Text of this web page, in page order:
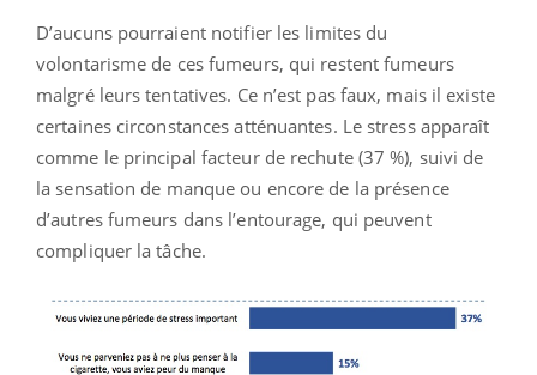
D’aucuns pourraient notifier les limites du
volontarisme de ces fumeurs, qui restent fumeurs
malgré leurs tentatives. Ce n’est pas faux, mais il existe
certaines circonstances atténuantes. Le stress apparaît
comme le principal facteur de rechute (37 %), suivi de
la sensation de manque ou encore de la présence
d’autres fumeurs dans l’entourage, qui peuvent
compliquer la tâche.